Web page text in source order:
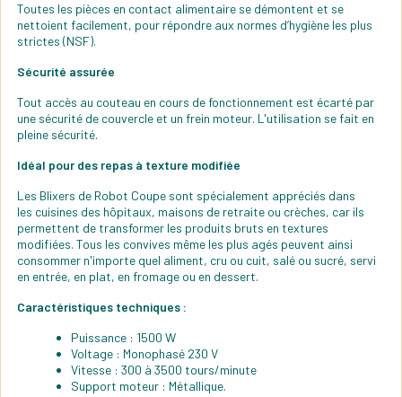
Toutes les pièces en contact alimentaire se démontent et se
nettoient facilement, pour répondre aux normes d’hygiène les plus
strictes (NSF).
Sécurité assurée
Tout accès au couteau en cours de fonctionnement est écarté par
une sécurité de couvercle et un frein moteur. L'utilisation se fait en
pleine sécurité.
Idéal pour des repas à texture modifiée
Les Blixers de Robot Coupe sont spécialement appréciés dans
les cuisines des hôpitaux, maisons de retraite ou crèches, car ils
permettent de transformer les produits bruts en textures
modifiées. Tous les convives même les plus agés peuvent ainsi
consommer n'importe quel aliment, cru ou cuit, salé ou sucré, servi
en entrée, en plat, en fromage ou en dessert.
Caractéristiques techniques :
Puissance : 1500 W
Voltage : Monophasé 230 V
Vitesse : 300 à 3500 tours/minute
Support moteur : Métallique.